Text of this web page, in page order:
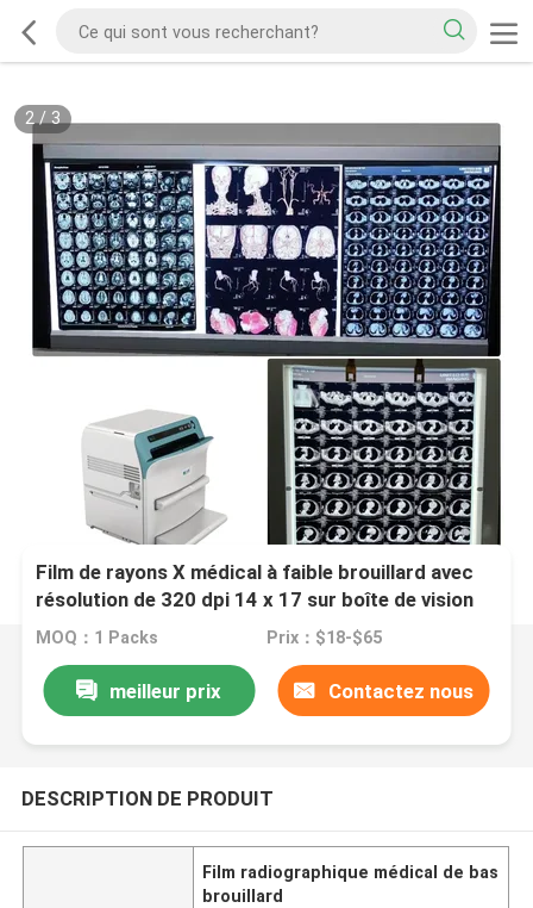
2/3
Film de rayons X médical à faible brouillard avec
résolution de 320 dpi 14 x 17 sur boîte de vision
de film à rayons X à LED
MOQ：1 Packs Prix：$18-$65
meilleur prix Contactez nous
DESCRIPTION DE PRODUIT
Film radiographique médical de bas
brouillard